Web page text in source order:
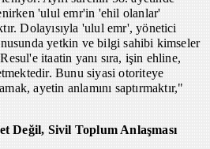
'ulul emr'in 'ehil olanlar'
Dolayısıyla 'ulul emr', yönetici
yetkin ve bilgi sahibi kimseler
itaatin yanı sıra, işin ehline,
Bunu siyasi otoriteye
ayetin anlamını saptırmaktır,"
Değil, Sivil Toplum Anlaşması